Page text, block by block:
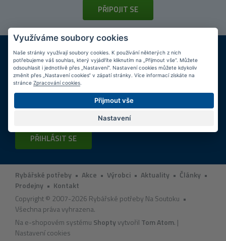
PŘIPOJIT SE
DOPRAVA ZDARMA
Při nákupu nad 2 000 Kč
KAMENNÉ PRODEJNY
Jsme na trhu více než 10 let
Tipyk nákupu
Napište nám svůj e-mail a my vás budeme informovat
o zajímavých nabídkách!
PŘIHLÁSIT SE
Rybářské potřeby • Akce • Výrobci • Aktuality • Články •
Prodejny • Kontakt
Copyright © 2007-2026 Rybářské potřeby Na Soutoku •
Všechna práva vyhrazena.
Na e-shopovém systému Shoptyvytvořil Tom Atom. |
Nastavení cookies
Využíváme soubory cookies
Naše stránky využívají soubory cookies. K používání některých z nich
potřebujeme váš souhlas, který vyjádříte kliknutím na „Přijmout vše“. Můžete
odsouhlasit i jednotlivě přes „Nastavení“. Nastavení cookies můžete kdykoliv
změnit přes „Nastavení cookies“ v zápatí stránky. Více informací získáte na
stránce Zpracování cookies
Přijmout vše
Nastavení